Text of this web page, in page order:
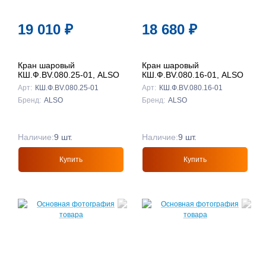
19 010 ₽
Кран шаровый
КШ.Ф.BV.080.25-01, ALSO
Арт: КШ.Ф.BV.080.25-01
Бренд: ALSO
Наличие:9 шт.
Купить
18 680 ₽
Кран шаровый
КШ.Ф.BV.080.16-01, ALSO
Арт: КШ.Ф.BV.080.16-01
Бренд: ALSO
Наличие:9 шт.
Купить